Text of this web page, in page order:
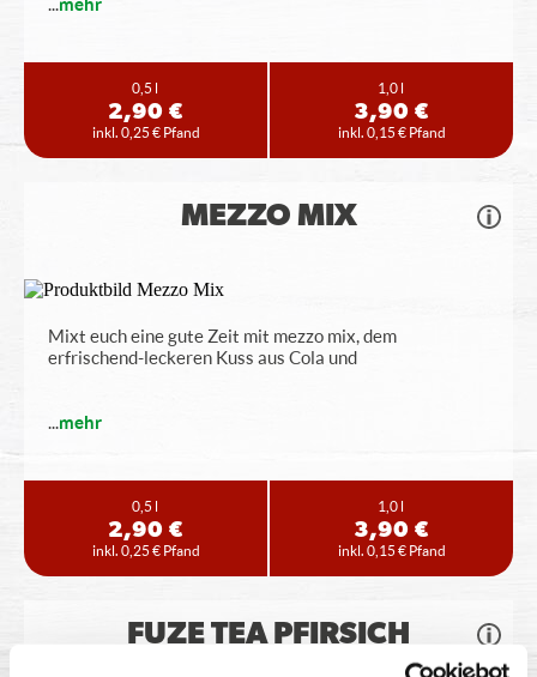
0,5 l
2,90 €
inkl. 0,25 € Pfand
1,0 l
3,90 €
inkl. 0,15 € Pfand
MEZZO MIX
Mixt euch eine gute Zeit mit mezzo mix, dem
erfrischend-leckeren Kuss aus Cola und
...mehr
0,5 l
2,90 €
inkl. 0,25 € Pfand
1,0 l
3,90 €
inkl. 0,15 € Pfand
FUZE TEA PFIRSICH